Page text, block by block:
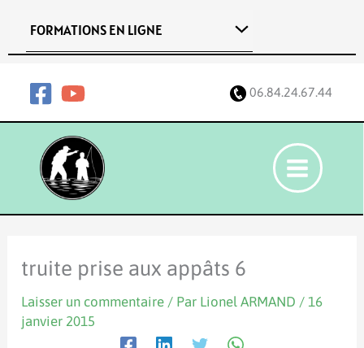
FORMATIONS EN LIGNE
06.84.24.67.44
truite prise aux appâts 6
Laisser un commentaire / Par Lionel ARMAND /16
janvier 2015